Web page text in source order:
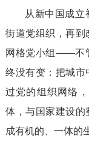
从新中国成立
街道党组织，再到
网格党小组——不
终没有变：把城市
过党的组织网络
体，与国家建设
成有机的、一体的